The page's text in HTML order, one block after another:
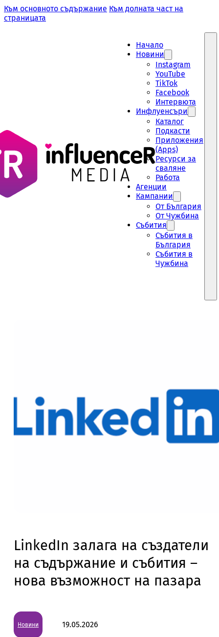
Към основното съдържание Към долната част на
страницата
Начало
Новини
Instagram
YouTube
TikTok
Facebook
Интервюта
Инфлуенсъри
Каталог
Подкасти
Приложения
(Apps)
Ресурси за
сваляне
Работа
Aгенции
Кампании
От България
От Чужбина
Събития
Събития в
България
Събития в
Чужбина
LinkedIn залага на създатели
на съдържание и събития –
нова възможност на пазара
Новини 19.05.2026